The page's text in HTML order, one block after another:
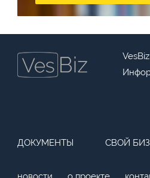
ДОКУМЕНТЫ СВОЙ